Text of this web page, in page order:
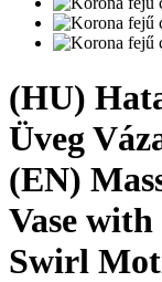
(HU)
Üveg
(EN)
Vase
Swirl